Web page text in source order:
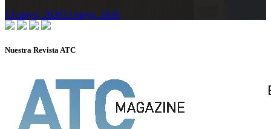
13 mayo, 202613 mayo, 2026
Nuestra Revista ATC